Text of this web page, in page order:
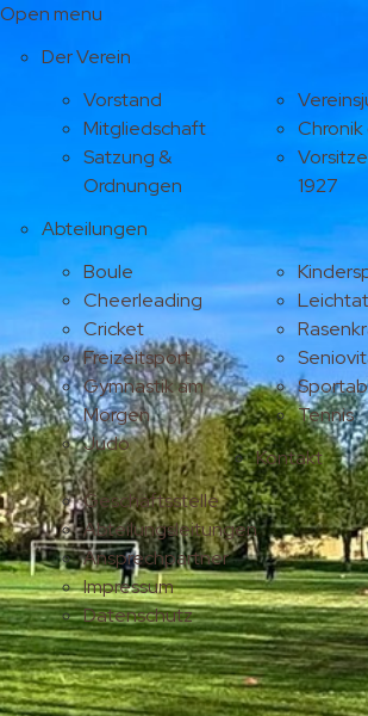
Open menu
Der Verein
Vorstand
Mitgliedschaft
Satzung &
Ordnungen
Chronik
1927
Abteilungen
Boule
Cheerleading
Cricket
Freizeitsport
Gymnastik am
Morgen
Judo
Tennis
Kontakt
Geschäftsstelle
Abteilungsleitungen
Ansprechpartner
Impressum
Datenschutz